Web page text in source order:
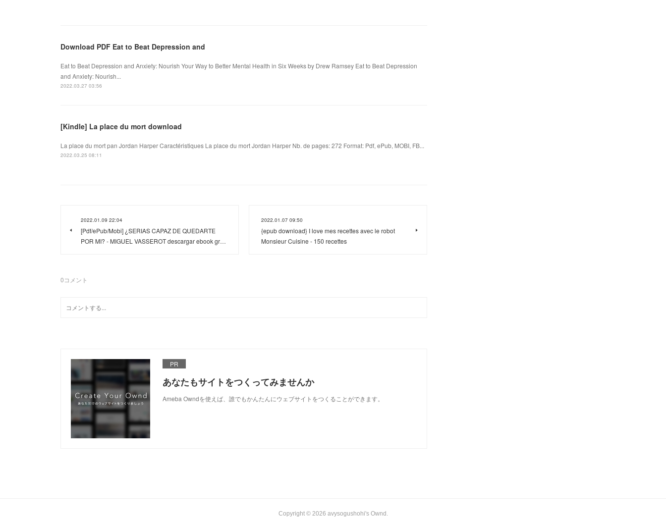
Download PDF Eat to Beat Depression and
Eat to Beat Depression and Anxiety: Nourish Your Way to Better Mental Health in Six Weeks by Drew Ramsey Eat to Beat Depression
and Anxiety: Nourish...
2022.03.27 03:56
[Kindle] La place du mort download
La place du mort pan Jordan Harper Caractéristiques La place du mort Jordan Harper Nb. de pages: 272 Format: Pdf, ePub, MOBI, FB...
2022.03.25 08:11
2022.01.09 22:04
[Pdf/ePub/Mobi] ¿SERIAS CAPAZ DE QUEDARTE
POR MI? - MIGUEL VASSEROT descargar ebook gr…
2022.01.07 09:50
{epub download} I love mes recettes avec le robot
Monsieur Cuisine - 150 recettes
0コメント
PR
あなたもサイトをつくってみませんか
Ameba Owndを使えば、誰でもかんたんにウェブサイトをつくることができます。
Copyright © 2026 avysogushohi's Ownd .